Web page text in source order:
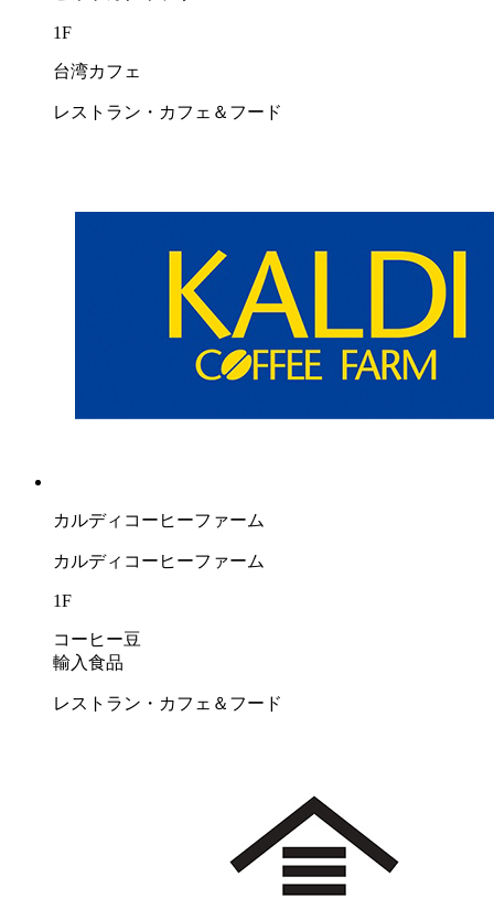
1F
台湾カフェ
レストラン・カフェ＆フード
カルディコーヒーファーム
カルディコーヒーファーム
1F
コーヒー豆
輸入食品
レストラン・カフェ＆フード